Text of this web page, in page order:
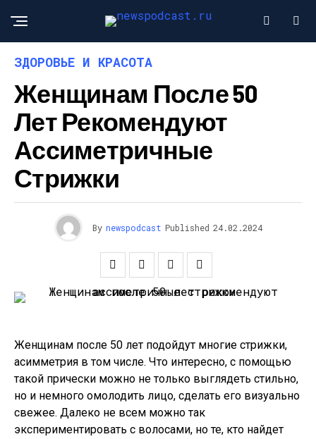
ЗДОРОВЬЕ И КРАСОТА
Женщинам После 50
Лет Рекомендуют
Ассиметричные
Стрижки
By newspodcast Published 24.02.2024
Женщинам после 50 лет подойдут многие стрижки,
асимметрия в том числе. Что интересно, с помощью
такой прически можно не только выглядеть стильно,
но и немного омолодить лицо, сделать его визуально
свежее. Далеко не всем можно так
экспериментировать с волосами, но те, кто найдет